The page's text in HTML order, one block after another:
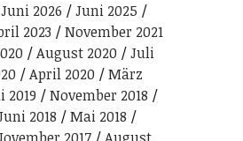
Juni 2026
Juni 2025
2023
November 2021
August 2020
Juli
April 2020
März
2019
November 2018
2018
Mai 2018